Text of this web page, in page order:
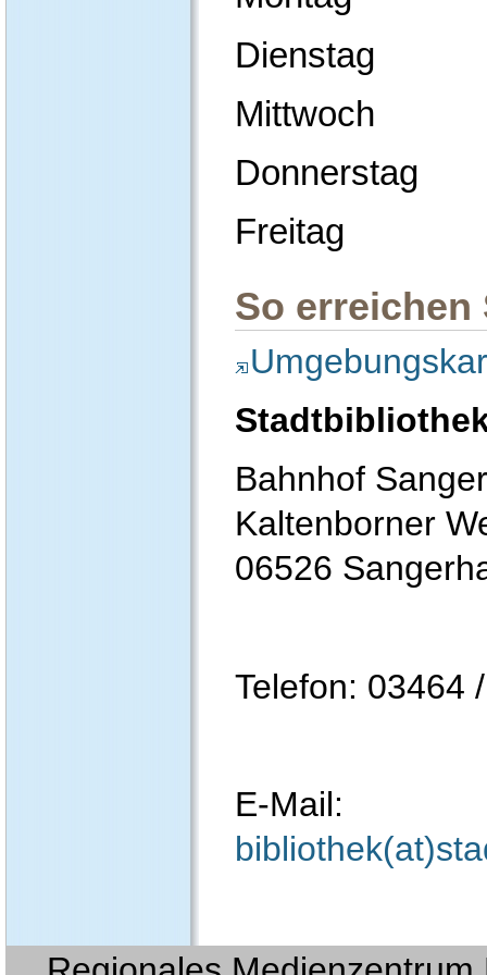
Dienstag
Mittwoch
Donnerstag
Freitag
So erreichen
Bahnhof
Kaltenborner
06526
Telefon: 03464
E-Mail: